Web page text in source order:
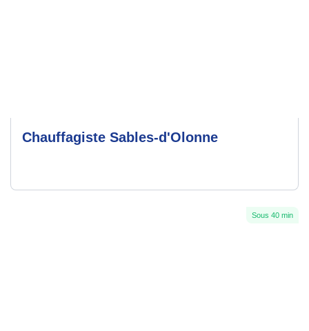
Chauffagiste Sables-d'Olonne
Sous 40 min